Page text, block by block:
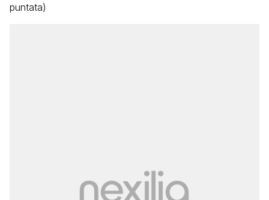
puntata)